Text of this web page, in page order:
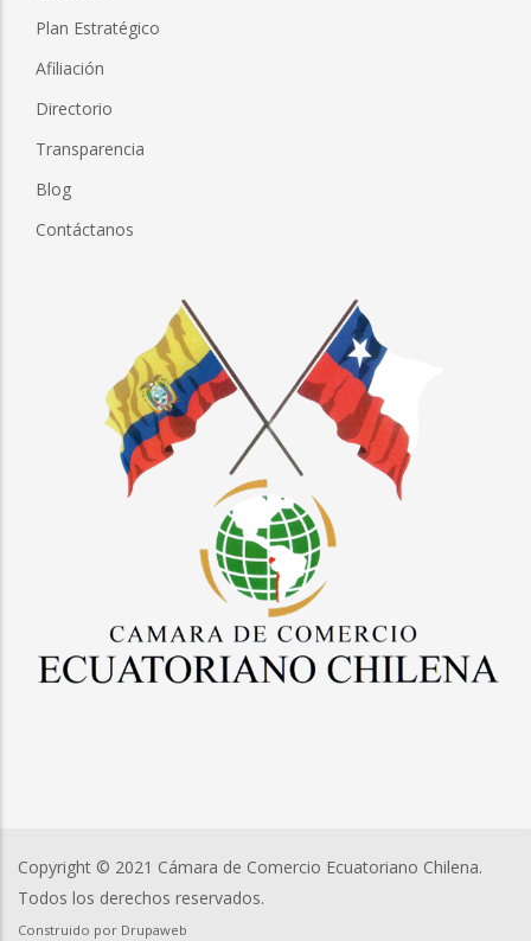
Plan Estratégico
Afiliación
Directorio
Transparencia
Blog
Contáctanos
Copyright © 2021 Cámara de Comercio Ecuatoriano Chilena.
Todos los derechos reservados.
Construido por Drupaweb